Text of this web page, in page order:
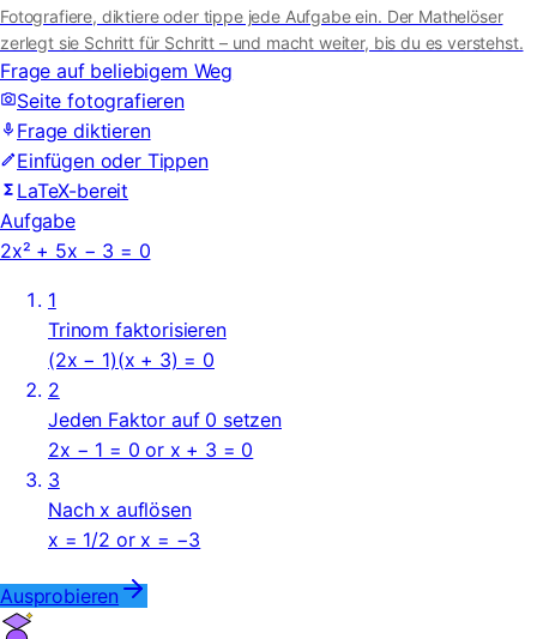
Fotografiere, diktiere oder tippe jede Aufgabe ein. Der Mathelöser
zerlegt sie Schritt für Schritt – und macht weiter, bis du es verstehst.
Frage auf beliebigem Weg
Seite fotografieren
Frage diktieren
Einfügen oder Tippen
LaTeX-bereit
Aufgabe
2x² + 5x − 3 = 0
1
Trinom faktorisieren
(2x − 1)(x + 3) = 0
2
Jeden Faktor auf 0 setzen
2x − 1 = 0 or x + 3 = 0
3
Nach x auflösen
x = 1/2 or x = −3
Ausprobieren